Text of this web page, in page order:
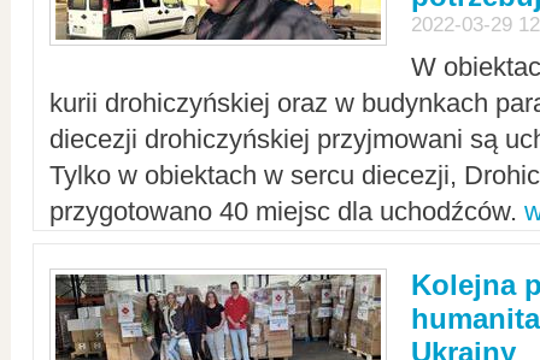
2022-03-29
W
kurii drohiczyńskiej oraz w budynkach
diecezji drohiczyńskiej przyjmowani są
Tylko w obiektach w sercu diecezji,
przygotowano 40 miejsc dla uchodźców.
Kolejna
Ukrainy